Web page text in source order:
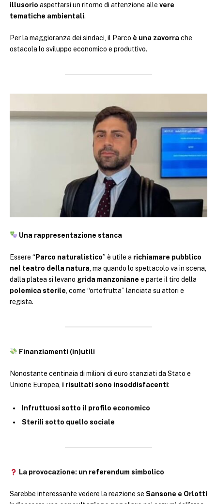
illusorio aspettarsi un ritorno di attenzione alle vere
tematiche ambientali.
Per la maggioranza dei sindaci, il Parco è una zavorra che
ostacola lo sviluppo economico e produttivo.
Una rappresentazione stanca
Essere “ Parco naturalistico” è utile a richiamare pubblico
nel teatro della natura, ma quando lo spettacolo va in scena,
dalla platea si levano grida manzoniane e parte il tiro della
polemica sterile, come “ortofrutta” lanciata su attori e
regista.
Finanziamenti (in)utili
Nonostante centinaia di milioni di euro stanziati da Stato e
Unione Europea, i risultati sono insoddisfacenti:
Infruttuosi sotto il profilo economico
Sterili sotto quello sociale
La provocazione: un referendum simbolico
Sarebbe interessante vedere la reazione se Sansone e Orlotti